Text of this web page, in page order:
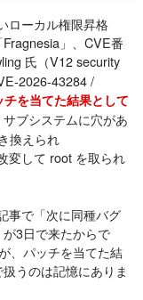
ローカル権限昇格
Fragnesia」、CVE番
氏（V12 security
2026-43284 /
を当てた結果として
ブシステムに穴があ
換えられ
変して root を取られ
事で「次に同種バグ
3日で来たからで
、パッチを当てた結
うのは記憶にありま